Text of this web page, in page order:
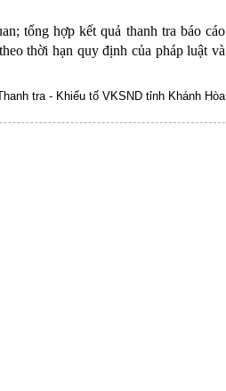
tổng hợpkết quả thanh tra báo cáo
thời hạn quy định của pháp luật và
tra - Khiếu tố VKSND tỉnh Khánh Hòa